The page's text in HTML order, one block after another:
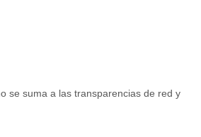
se suma a las transparencias de red y